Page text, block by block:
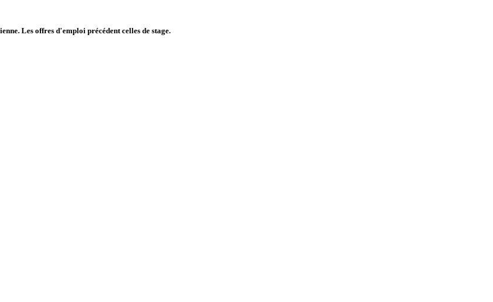
Les offres d'emploi précédent celles de stage.